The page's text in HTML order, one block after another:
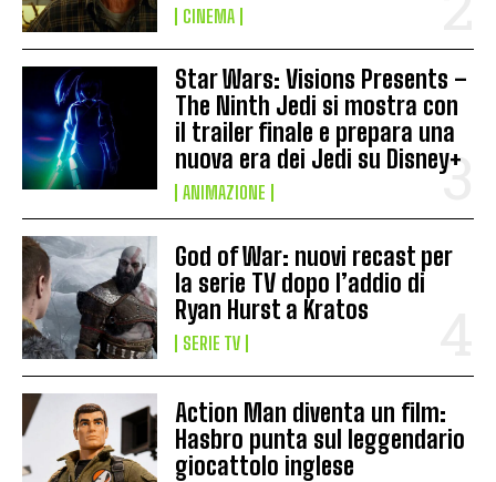
CINEMA
Star Wars: Visions Presents –
The Ninth Jedi si mostra con
il trailer finale e prepara una
nuova era dei Jedi su Disney+
ANIMAZIONE
God of War: nuovi recast per
la serie TV dopo l’addio di
Ryan Hurst a Kratos
SERIE TV
Action Man diventa un film:
Hasbro punta sul leggendario
giocattolo inglese